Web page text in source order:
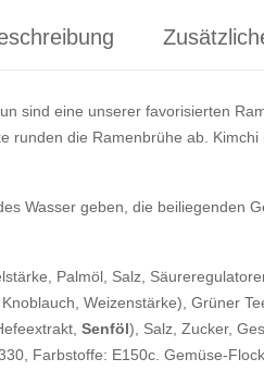
sind eine unserer favorisierten
runden die Ramenbrühe ab.
Wasser geben, die beiliegenden
Palmöl, Salz,
Knoblauch, Weizenstärke), Grüner
Senföl), Salz, Zucker,
Farbstoffe: E150c. Gemüse-